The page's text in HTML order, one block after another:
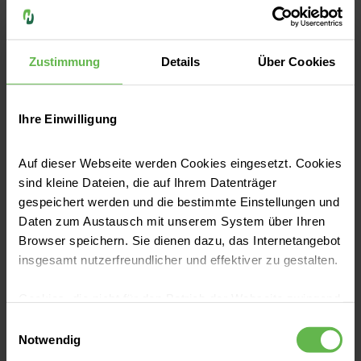
Zustimmung Details Über Cookies
Ihre Einwilligung
Auf dieser Webseite werden Cookies eingesetzt. Cookies
sind kleine Dateien, die auf Ihrem Datenträger
gespeichert werden und die bestimmte Einstellungen und
Daten zum Austausch mit unserem System über Ihren
Browser speichern. Sie dienen dazu, das Internetangebot
insgesamt nutzerfreundlicher und effektiver zu gestalten.
eingesetzt werden.
Notwendig
Vorsorge im Premium-Format
Ob als Incentive für Ihre
Mitarbeiter oder als individuelle
Unser Premium CheckUp
überzeugt durch kurze
Wartezeiten, umfassende
Diagnosestellungen und
zu Lebensstil und Ernährung.